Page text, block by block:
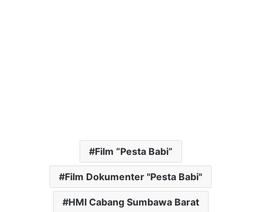
Film “Pesta Babi”
Film Dokumenter "Pesta Babi"
HMI Cabang Sumbawa Barat